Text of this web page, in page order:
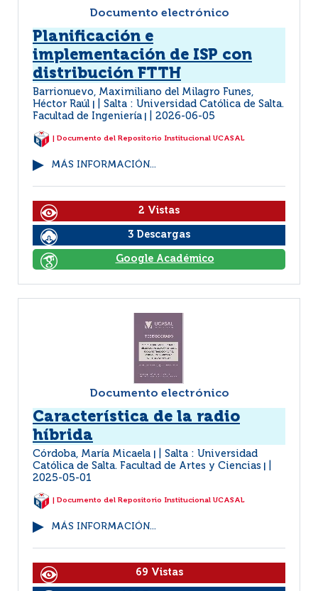
Documento electrónico
Planificación e
implementación de ISP con
distribución FTTH
Barrionuevo, Maximiliano del Milagro Funes,
Héctor Raúl
Salta : Universidad Católica de Salta.
Facultad de Ingeniería
2026-06-05
| Documento del Repositorio Institucional UCASAL
MÁS INFORMACIÓN...
2 Vistas
3 Descargas
Google Académico
Documento electrónico
Característica de la radio
híbrida
Córdoba, María Micaela
Salta : Universidad
Católica de Salta. Facultad de Artes y Ciencias
2025-05-01
| Documento del Repositorio Institucional UCASAL
MÁS INFORMACIÓN...
69 Vistas